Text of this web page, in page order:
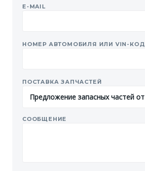
E-MAIL
НОМЕР АВТОМОБИЛЯ ИЛИ VIN-КОД
ПОСТАВКА ЗАПЧАСТЕЙ
СООБЩЕНИЕ